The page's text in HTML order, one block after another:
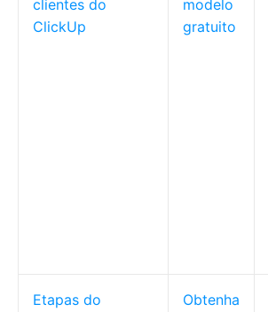
clientes do
ClickUp
modelo
gratuito
Etapas do
Obtenha